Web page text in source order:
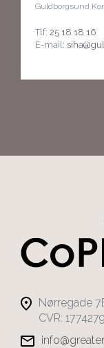
Guldborgsund
Tlf: 25 18 18 16
E-mail:
Nørregade
CVR: